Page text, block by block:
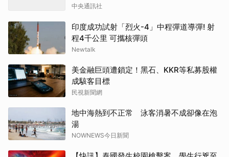
中央通訊社
印度成功試射「烈火-4」中程彈道導彈! 射
程4千公里 可攜核彈頭
Newtalk
美金融巨頭遭鎖定！黑石、KKR等私募股權
成駭客目標
民視新聞網
地中海熱到不正常 泳客消暑不成卻像在泡
湯
NOWNEWS今日新聞